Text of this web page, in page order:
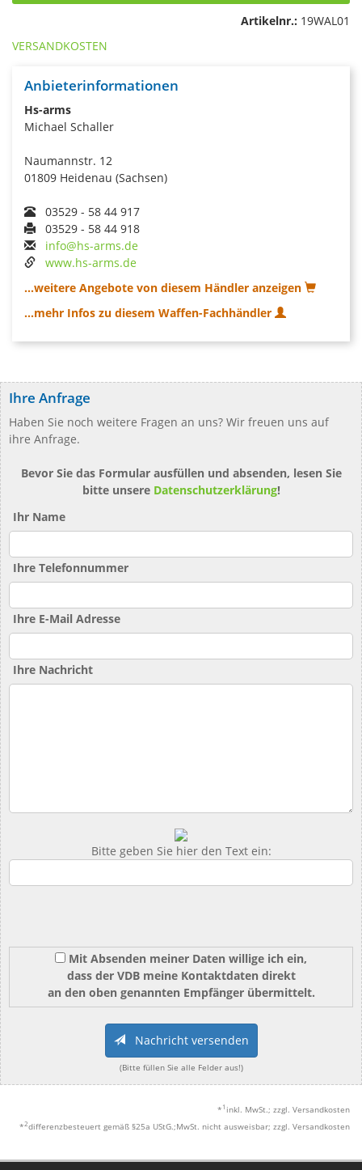
Artikelnr.: 19WAL01
VERSANDKOSTEN
Anbieterinformationen
Hs-arms
Michael Schaller
Naumannstr. 12
01809 Heidenau (Sachsen)
03529 - 58 44 917
03529 - 58 44 918
info@hs-arms.de
www.hs-arms.de
...weitere Angebote von diesem Händler anzeigen
...mehr Infos zu diesem Waffen-Fachhändler
Ihre Anfrage
Haben Sie noch weitere Fragen an uns? Wir freuen uns auf
ihre Anfrage.
Bevor Sie das Formular ausfüllen und absenden, lesen Sie
bitte unsere Datenschutzerklärung!
Ihr Name
Ihre Telefonnummer
Ihre E-Mail Adresse
Ihre Nachricht
Bitte geben Sie hier den Text ein:
Mit Absenden meiner Daten willige ich ein,
dass der VDB meine Kontaktdaten direkt
an den oben genannten Empfänger übermittelt.
Nachricht versenden
(Bitte füllen Sie alle Felder aus!)
* 1 inkl. MwSt.; zzgl. Versandkosten
*2differenzbesteuert gemäß §25a UStG.;MwSt. nicht ausweisbar; zzgl. Versandkosten